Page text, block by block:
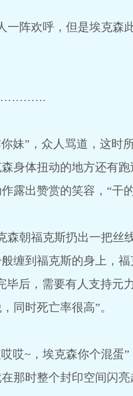
，但是埃克森此刻
人骂道，这时所有
森身体扭动的地方还有
露出赞赏的笑容，“干的
斯扔出一把丝线道“
缠到福克斯的身上，
毕后，需要有人支持元
同时死亡率很高”。
克森你个混蛋”，福
那时整个封印空间闪